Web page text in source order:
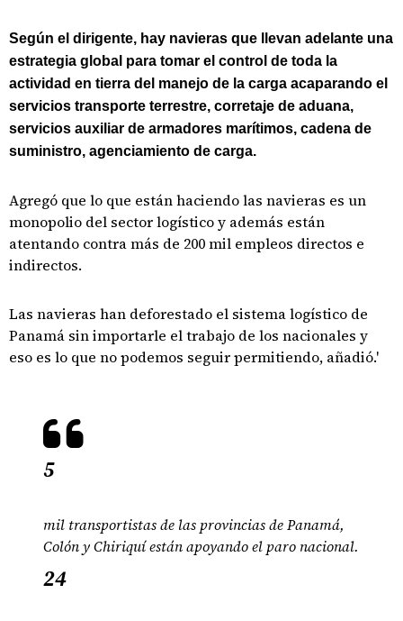
Según el dirigente, hay navieras que llevan adelante una
estrategia global para tomar el control de toda la
actividad en tierra del manejo de la carga acaparando el
servicios transporte terrestre, corretaje de aduana,
servicios auxiliar de armadores marítimos, cadena de
suministro, agenciamiento de carga.
Agregó que lo que están haciendo las navieras es un
monopolio del sector logístico y además están
atentando contra más de 200 mil empleos directos e
indirectos.
Las navieras han deforestado el sistema logístico de
Panamá sin importarle el trabajo de los nacionales y
eso es lo que no podemos seguir permitiendo, añadió.'
5
mil transportistas de las provincias de Panamá,
Colón y Chiriquí están apoyando el paro nacional.
24